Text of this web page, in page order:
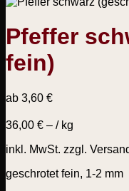
Pfeffer
fein)
ab 3,60 €
36,00 € – / kg
inkl. MwSt. zzgl.
geschrotet fein, 1-2 mm